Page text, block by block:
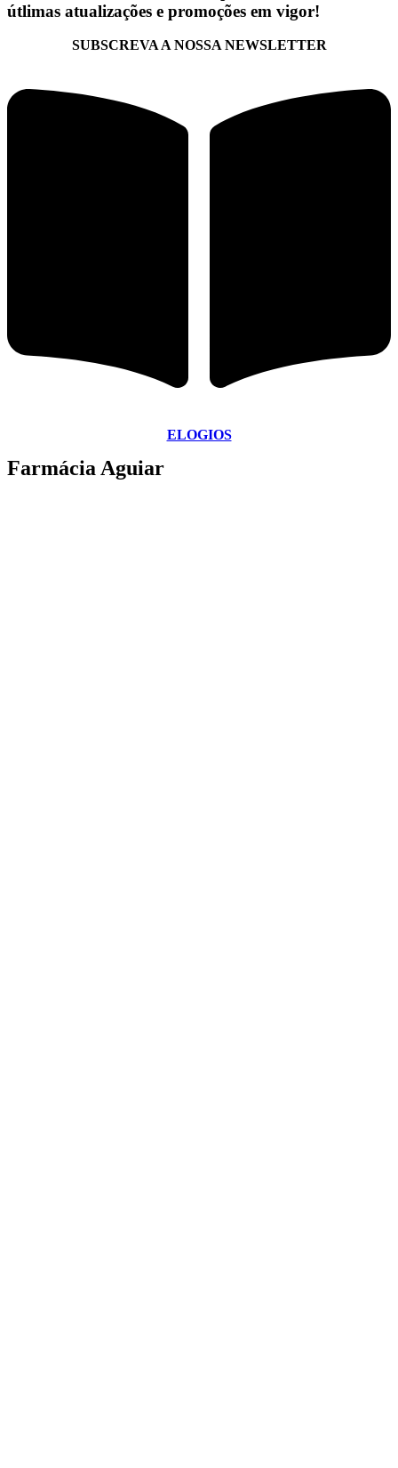
útlimas atualizações e promoções em vigor!
SUBSCREVA A NOSSA NEWSLETTER
ELOGIOS
Farmácia Aguiar